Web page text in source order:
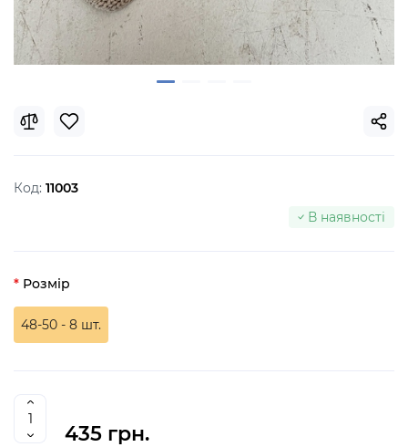
Код: 11003
В наявності
Розмір
48-50 - 8 шт.
435 грн.